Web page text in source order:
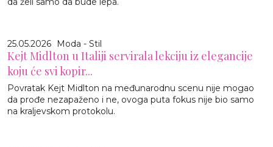
25.05.2026 Moda - Stil
Kejt Midlton u Italiji servirala lekciju iz elegancije
koju će svi kopir...
Povratak Kejt Midlton na međunarodnu scenu nije mogao
da prođe nezapaženo i ne, ovoga puta fokus nije bio samo
na kraljevskom protokolu.